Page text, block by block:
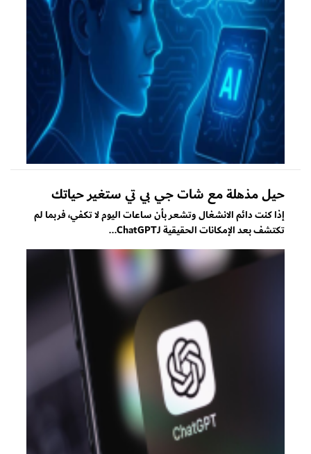
حيل مذهلة مع شات جي بي تي ستغير حياتك
إذا كنت دائم الانشغال وتشعر بأن ساعات اليوم لا تكفي، فربما لم
تكتشف بعد الإمكانات الحقيقية لـChatGPT...